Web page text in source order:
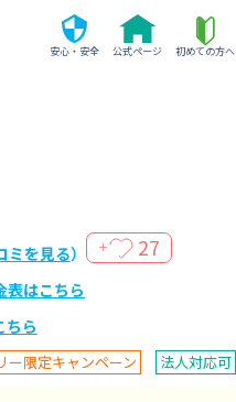
安心・安全 公式ページ 初めての方へ
ミを見る） ＋ 27
表はこちら
ちら
ー限定キャンペーン 法人対応可